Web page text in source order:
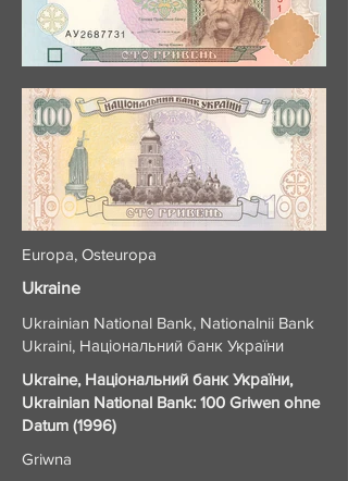
Europa, Osteuropa
Ukraine
Ukrainian National Bank, Nationalnii Bank
Ukraini, Національний банк України
Ukraine, Національний банк України,
Ukrainian National Bank: 100 Griwen ohne
Datum (1996)
Griwna